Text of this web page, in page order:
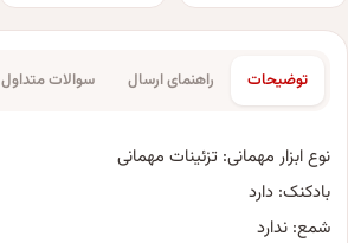
توضیحات راهنمای ارسال سوالات متداول
نوع ابزار مهمانی: تزئینات مهمانی
بادکنک: دارد
شمع: ندارد